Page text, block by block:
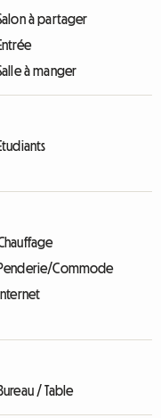
à partager
Entrée
à manger
Etudiants
Penderie/Commode
Internet
Bureau / Table